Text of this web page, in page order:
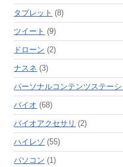
タブレット (8)
ツイート (9)
ドローン (2)
ナスネ (3)
パーソナルコンテンツステーシ
バイオ (68)
バイオアクセサリ (2)
ハイレゾ(55)
パソコン (1)